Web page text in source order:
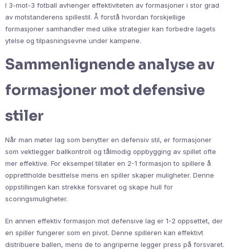
I 3-mot-3 fotball avhenger effektiviteten av formasjoner i stor grad
av motstanderens spillestil. Å forstå hvordan forskjellige
formasjoner samhandler med ulike strategier kan forbedre lagets
ytelse og tilpasningsevne under kampene.
Sammenlignende analyse av
formasjoner mot defensive
stiler
Når man møter lag som benytter en defensiv stil, er formasjoner
som vektlegger ballkontroll og tålmodig oppbygging av spillet ofte
mer effektive. For eksempel tillater en 2-1 formasjon to spillere å
opprettholde besittelse mens en spiller skaper muligheter. Denne
oppstillingen kan strekke forsvaret og skape hull for
scoringsmuligheter.
En annen effektiv formasjon mot defensive lag er 1-2 oppsettet, der
en spiller fungerer som en pivot. Denne spilleren kan effektivt
distribuere ballen, mens de to angriperne legger press på forsvaret.